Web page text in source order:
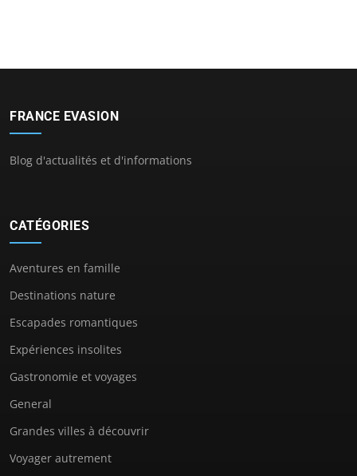
FRANCE EVASION
Blog d'actualités et d'informations
CATÉGORIES
Aventures en famille
Destinations nature
Escapades romantiques
Expériences insolites
Gastronomie et voyages
General
Grandes villes à découvrir
Voyager autrement